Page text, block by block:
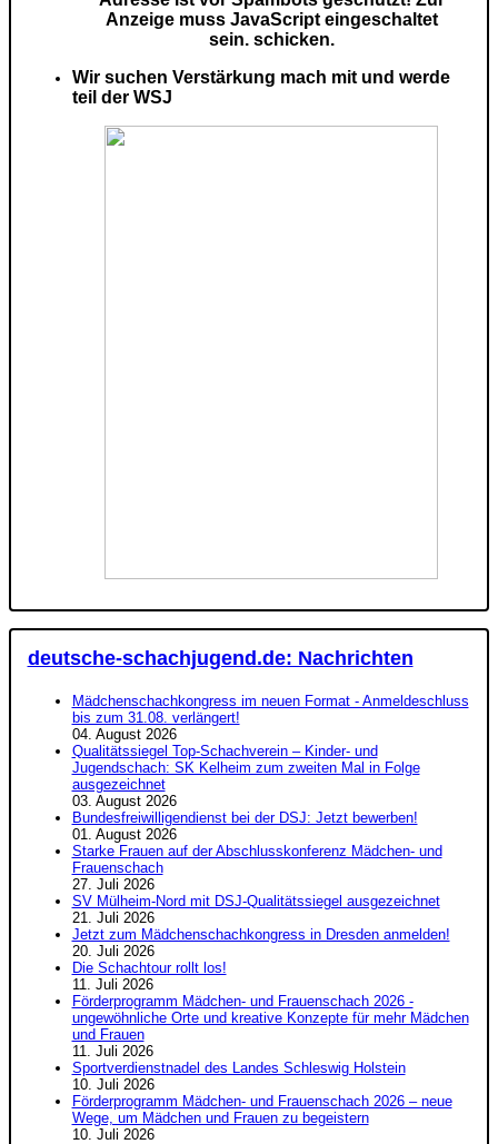
Anzeige muss JavaScript eingeschaltet
sein.schicken.
Wir suchen Verstärkung mach mit und werde
teil der WSJ
deutsche-schachjugend.de: Nachrichten
Mädchenschachkongress im neuen Format - Anmeldeschluss
bis zum 31.08. verlängert!
04. August 2026
Qualitätssiegel Top-Schachverein – Kinder- und
Jugendschach: SK Kelheim zum zweiten Mal in Folge
ausgezeichnet
03. August 2026
Bundesfreiwilligendienst bei der DSJ: Jetzt bewerben!
01. August 2026
Starke Frauen auf der Abschlusskonferenz Mädchen- und
Frauenschach
27. Juli 2026
SV Mülheim-Nord mit DSJ-Qualitätssiegel ausgezeichnet
21. Juli 2026
Jetzt zum Mädchenschachkongress in Dresden anmelden!
20. Juli 2026
Die Schachtour rollt los!
11. Juli 2026
Förderprogramm Mädchen- und Frauenschach 2026 -
ungewöhnliche Orte und kreative Konzepte für mehr Mädchen
und Frauen
11. Juli 2026
Sportverdienstnadel des Landes Schleswig Holstein
10. Juli 2026
Förderprogramm Mädchen- und Frauenschach 2026 – neue
Wege, um Mädchen und Frauen zu begeistern
10. Juli 2026